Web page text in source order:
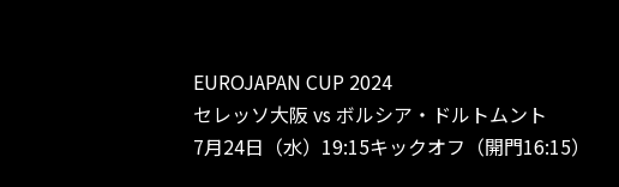
EUROJAPAN CUP 2024
セレッソ大阪 vs ボルシア・ドルトムント
7月24日（水）19:15キックオフ（開門16:15）